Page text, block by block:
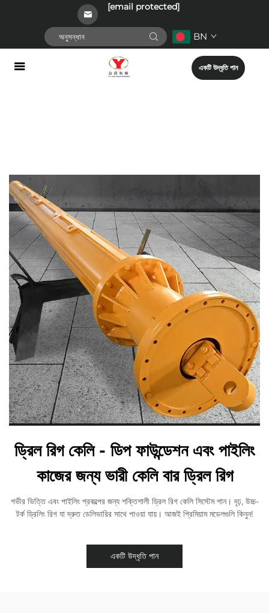
[email protected]
BN
একটি উদ্ধৃতি পান
ড্রিল রিগ কেলি - ডিপ ফাউন্ডেশন এবং পাইলিং
কাজের জন্য ভারী কেলি বার ড্রিল রিগ
গভীর ভিত্তি এবং পাইলিং প্রকল্পের জন্য শক্তিশালী ড্রিল রিগ কেলি সিস্টেম পান। দৃঢ়, উচ্চ-
টর্ক ড্রিলিং রিগ যা দ্রুত ডেলিভারির সাথে পাওয়া যায়। আজই প্রিমিয়াম মডেলগুলি কিনুন!
একটি উদ্ধৃতি পান